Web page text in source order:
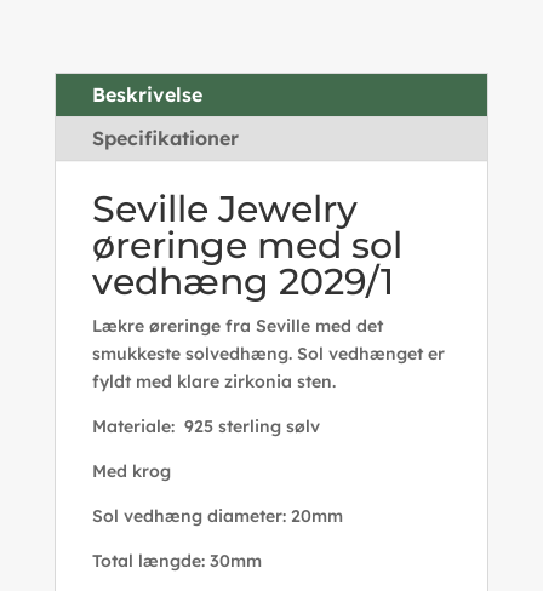
Beskrivelse
Specifikationer
Seville Jewelry
øreringe med sol
vedhæng 2029/1
Lækre øreringe fra Seville med det
smukkeste solvedhæng. Sol vedhænget er
fyldt med klare zirkonia sten.
Materiale: 925 sterling sølv
Med krog
Sol vedhæng diameter: 20mm
Total længde: 30mm